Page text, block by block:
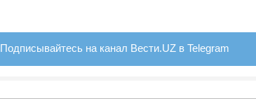
Подписывайтесь на канал Вести.UZ в Telegram